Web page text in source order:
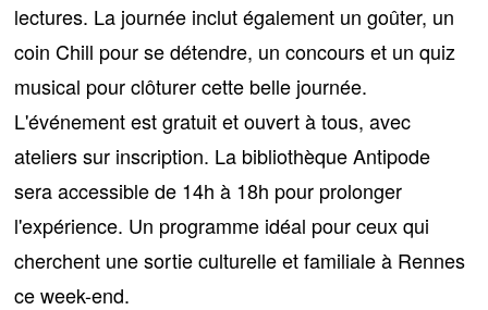
lectures. La journée inclut également un goûter, un
coin Chill pour se détendre, un concours et un quiz
musical pour clôturer cette belle journée.
L'événement est gratuitet ouvert à tous, avec
ateliers sur inscription. La bibliothèque Antipode
sera accessible de 14h à 18h pour prolonger
l'expérience. Un programme idéal pour ceux qui
cherchent une sortie culturelle et familiale à Rennes
ce week-end.